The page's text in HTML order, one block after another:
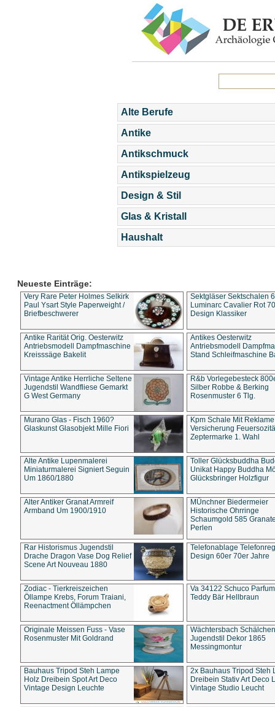
Alte Berufe
Antike
Antikschmuck
Antikspielzeug
Design & Stil
Glas & Kristall
Haushalt
Neueste Einträge:
Very Rare Peter Holmes Selkirk
Paul Ysart Style Paperweight /
Briefbeschwerer
Sektgläser Sektschalen
Luminarc Cavalier Rot
Design Klassiker
Antike Rarität Orig. Oesterwitz
Antriebsmodell Dampfmaschine
Kreisssäge Bakelit
Antikes Oesterwitz
Antriebsmodell
Stand Schleifmaschine
Vintage Antike Herrliche Seltene
Jugendstil Wandfliese Gemarkt
G West Germany
R&b Vorlegebesteck
Silber Robbe & Berking
Rosenmuster 6 Tlg.
Murano Glas - Fisch 1960?
Glaskunst Glasobjekt Mille Fiori
Kpm Schale Mit Reklame
Versicherung
Zeptermarke 1. Wahl
Alte Antike Lupenmalerei
Miniaturmalerei Signiert Seguin
Um 1860/1880
Toller Glücksbuddha
Unikat Happy Buddha
Glücksbringer Holzfigur
Alter Antiker Granat Armreif
Armband Um 1900/1910
MÜnchner Biedermeier
Historische Ohrringe
Schaumgold 585
Perlen
Rar Historismus Jugendstil
Drache Dragon Vase Dog Relief
Scene Art Nouveau 1880
Telefonablage
Design 60er 70er Jahre
Zodiac - Tierkreiszeichen
Öllampe Krebs, Forum Traiani,
Reenactment Öllämpchen
Va 34122 Schuco
Teddy Bär Hellbraun
Originale Meissen Fuss - Vase
Rosenmuster Mit Goldrand
Wächtersbach Schälchen
Jugendstil Dekor 1865
Messingmontur
Bauhaus Tripod Steh Lampe
Holz Dreibein Spot Art Deco
Vintage Design Leuchte
2x Bauhaus Tripod Steh
Dreibein Stativ Art Deco
Vintage Studio Leucht